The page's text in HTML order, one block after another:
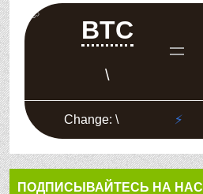
ПОДПИСЫВАЙТЕСЬ НА НАС